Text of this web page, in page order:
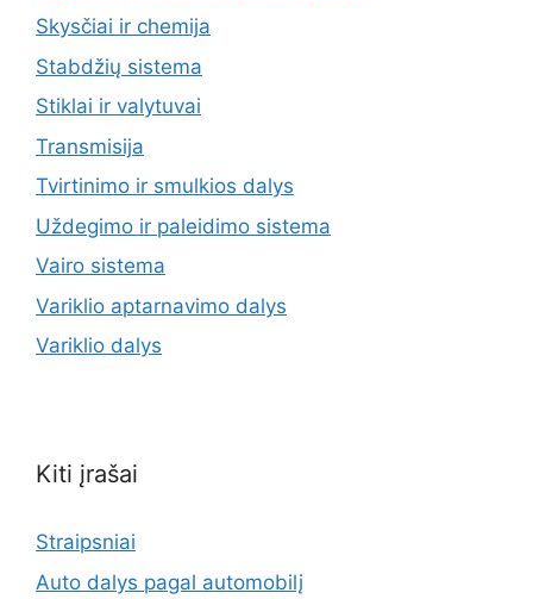
Skysčiai ir chemija
Stabdžių sistema
Stiklai ir valytuvai
Transmisija
Tvirtinimo ir smulkios dalys
Uždegimo ir paleidimo sistema
Vairo sistema
Variklio aptarnavimo dalys
Variklio dalys
Kiti įrašai
Straipsniai
Auto dalys pagal automobilį